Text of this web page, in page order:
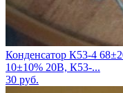
Конденсатор К53-4
10±10% 20В, К53-...
30 руб.